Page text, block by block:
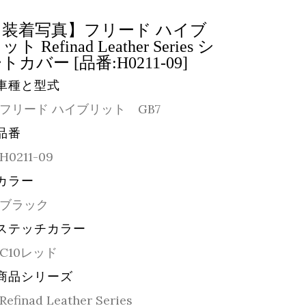
着写真】フリード ハイブ
ト Refinad Leather Series シ
カバー [品番:H0211-09]
種と型式
フリード ハイブリット GB7
番
H0211-09
ラー
ブラック
テッチカラー
C10レッド
品シリーズ
Refinad Leather Series